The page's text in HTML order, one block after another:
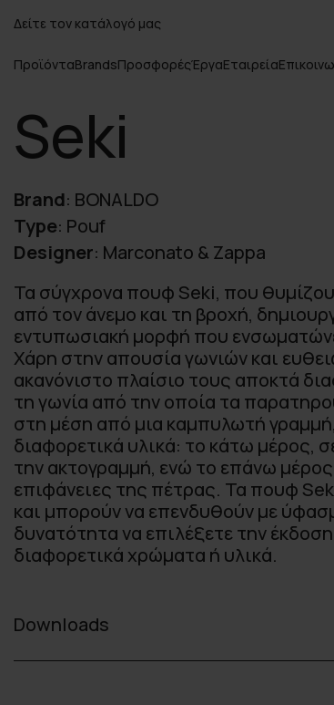
Δείτε τον κατάλογό μας
ΠροϊόνταBrandsΠροσφορέςΈργαΕταιρεία
Seki
Brand: BONALDO
Type: Pouf
Designer: Marconato & Zappa
Τα σύγχρονα πουφ Seki, που
από τον άνεμο και τη βροχή,
εντυπωσιακή μορφή που
Χάρη στην απουσία γωνιών και
ακανόνιστο πλαίσιο τους αποκτά
τη γωνία από την οποία τα
στη μέση από μια καμπυλωτή
διαφορετικά υλικά: το κάτω μέρος,
την ακτογραμμή, ενώ το επάνω
επιφάνειες της πέτρας. Τα πουφ
και μπορούν να επενδυθούν με
δυνατότητα να επιλέξετε την
διαφορετικά χρώματα ή υλικά.
Downloads